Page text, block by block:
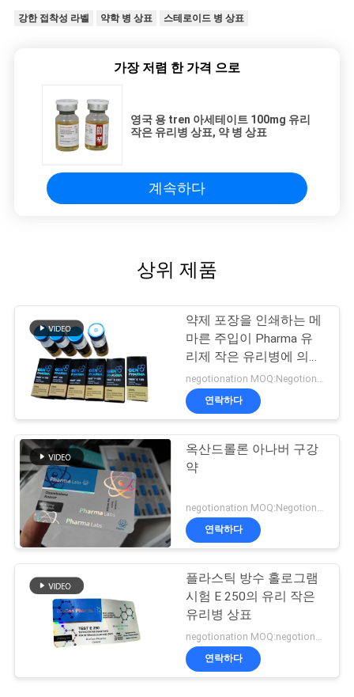
강한 접착성 라벨 약학 병 상표 스테로이드 병 상표
가장 저렴 한 가격 으로
영국 용 tren 아세테이트 100mg 유리
작은 유리병 상표, 약 병 상표
계속하다
상위 제품
약제 포장을 인쇄하는 메
마른 주입이 Pharma 유
리제 작은 유리병에 의하
여 레테르를 붙입니다
negotionation MOQ:Negotionation
연락하다
옥산드롤론 아나버 구강
약
연락하다
플라스틱 방수 홀로그램
시험 E 250의 유리 작은
유리병 상표
연락하다